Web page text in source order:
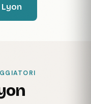
Lyon